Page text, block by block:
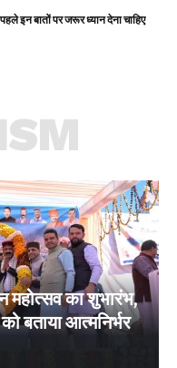
इन बातों पर जरूर ध्यान देना चाहिए
महोत्सव का शुभारंभ,
बताया आत्मनिर्भर